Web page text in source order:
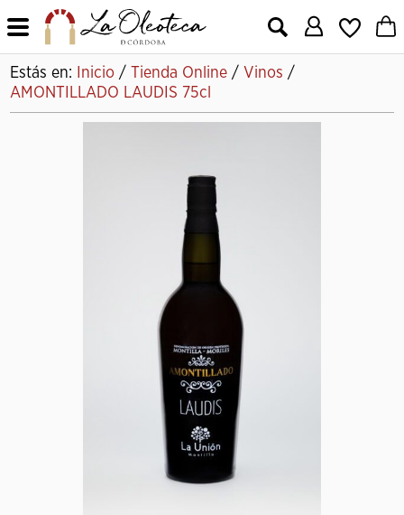
X
Estás en: Inicio / Tienda Online / Vinos /
AMONTILLADO LAUDIS 75cl